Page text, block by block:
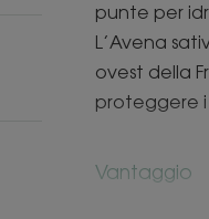
punte per
L’Avena
ovest della
proteggere
Vantaggio